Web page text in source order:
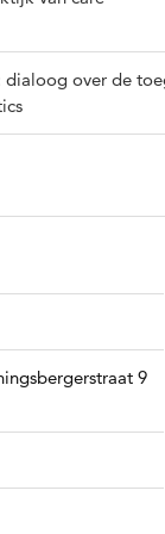
over de
9